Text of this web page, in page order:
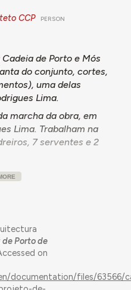
CCP PERSON
de Porto e Mós
do conjunto, cortes,
uma delas
Lima.
marcha da obra, em
Lima. Trabalham na
7 serventes e 2
Porto de
on
documentation/files/63566/